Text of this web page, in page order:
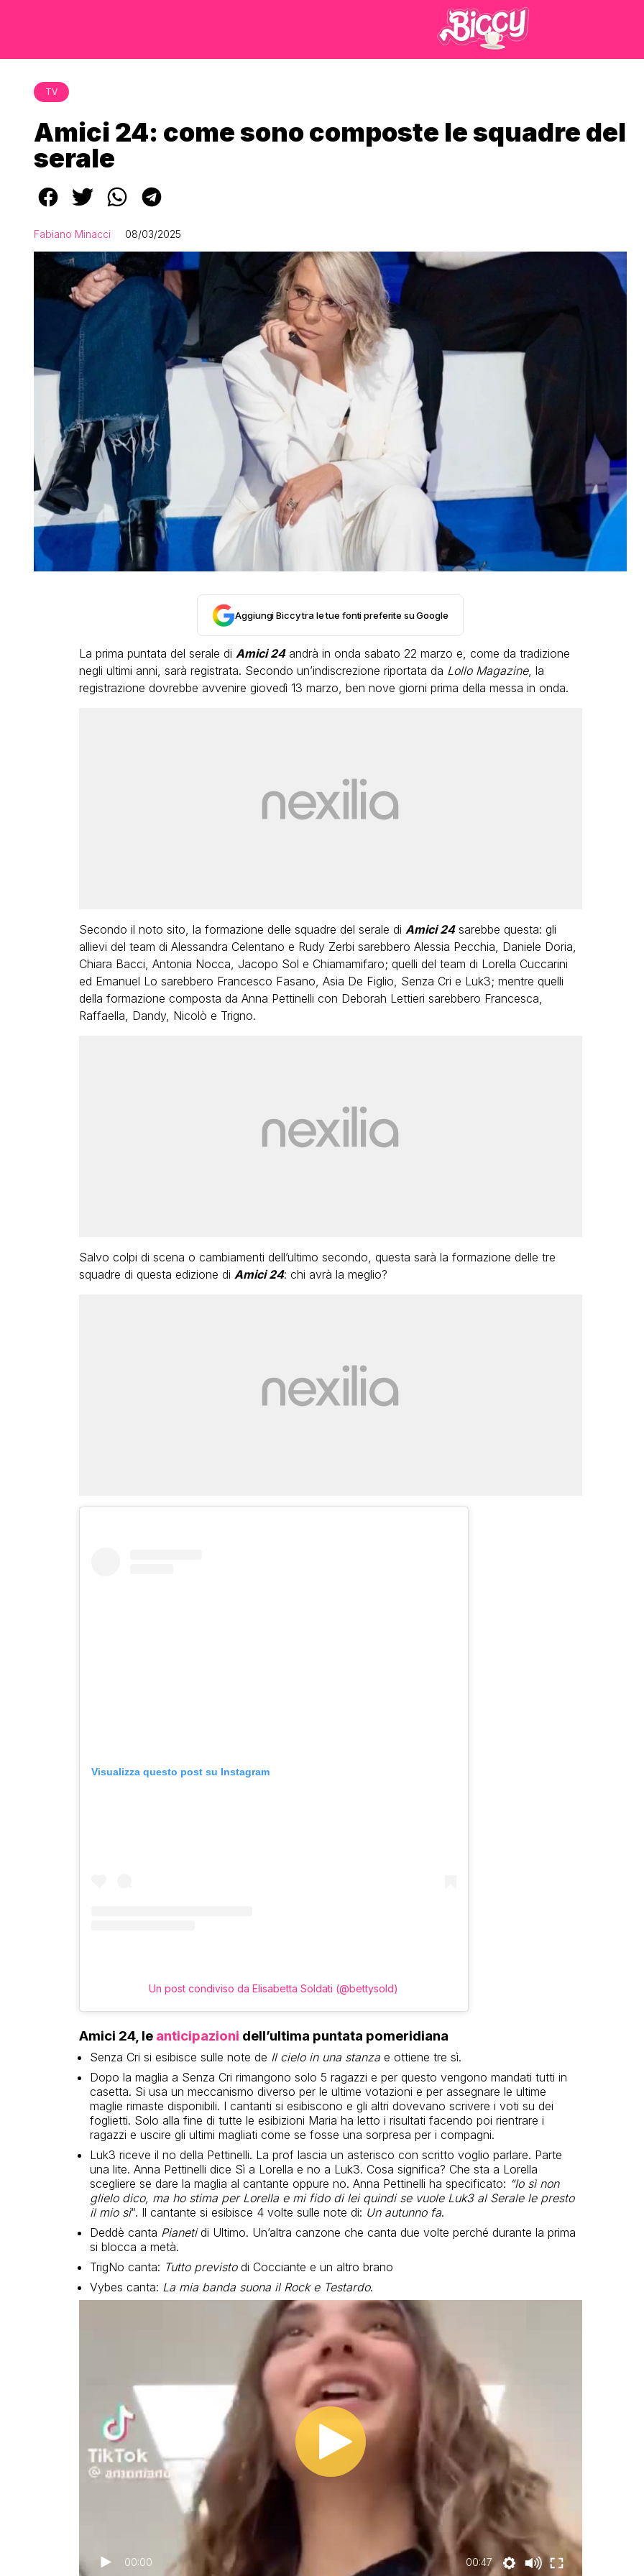
TV
Amici 24: come sono composte le squadre del
serale
Fabiano Minacci 08/03/2025
Aggiungi Biccy tra le tue fonti preferite su Google
La prima puntata del serale di Amici 24andrà in onda sabato 22 marzo e, come da tradizione
negli ultimi anni, sarà registrata. Secondo un’indiscrezione riportata da Lollo Magazine, la
registrazione dovrebbe avvenire giovedì 13 marzo, ben nove giorni prima della messa in onda.
Secondo il noto sito, la formazione delle squadre del serale di Amici 24sarebbe questa: gli
allievi del team di Alessandra Celentano e Rudy Zerbi sarebbero Alessia Pecchia, Daniele Doria,
Chiara Bacci, Antonia Nocca, Jacopo Sol e Chiamamifaro; quelli del team di Lorella Cuccarini
ed Emanuel Lo sarebbero Francesco Fasano, Asia De Figlio, Senza Cri e Luk3; mentre quelli
della formazione composta da Anna Pettinelli con Deborah Lettieri sarebbero Francesca,
Raffaella, Dandy, Nicolò e Trigno.
Salvo colpi di scena o cambiamenti dell’ultimo secondo, questa sarà la formazione delle tre
squadre di questa edizione di Amici 24: chi avrà la meglio?
Visualizza questo post su Instagram
Un post condiviso da Elisabetta Soldati (@bettysold)
Amici 24, le anticipazioni dell’ultima puntata pomeridiana
Senza Cri si esibisce sulle note de Il cielo in una stanzae ottiene tre sì.
Dopo la maglia a Senza Cri rimangono solo 5 ragazzi e per questo vengono mandati tutti in
casetta. Si usa un meccanismo diverso per le ultime votazioni e per assegnare le ultime
maglie rimaste disponibili. I cantanti si esibiscono e gli altri dovevano scrivere i voti su dei
foglietti. Solo alla fine di tutte le esibizioni Maria ha letto i risultati facendo poi rientrare i
ragazzi e uscire gli ultimi magliati come se fosse una sorpresa per i compagni.
Luk3 riceve il no della Pettinelli. La prof lascia un asterisco con scritto voglio parlare. Parte
una lite. Anna Pettinelli dice Sì a Lorella e no a Luk3. Cosa significa? Che sta a Lorella
scegliere se dare la maglia al cantante oppure no. Anna Pettinelli ha specificato: “Io sì non
glielo dico, ma ho stima per Lorella e mi fido di lei quindi se vuole Luk3 al Serale le presto
il mio sì“. Il cantante si esibisce 4 volte sulle note di: Un autunno fa.
Deddè canta Pianetidi Ultimo. Un’altra canzone che canta due volte perché durante la prima
si blocca a metà.
TrigNo canta: Tutto previstodi Cocciante e un altro brano
Vybes canta: La mia banda suona il Rock e Testardo.
00:00 00:47